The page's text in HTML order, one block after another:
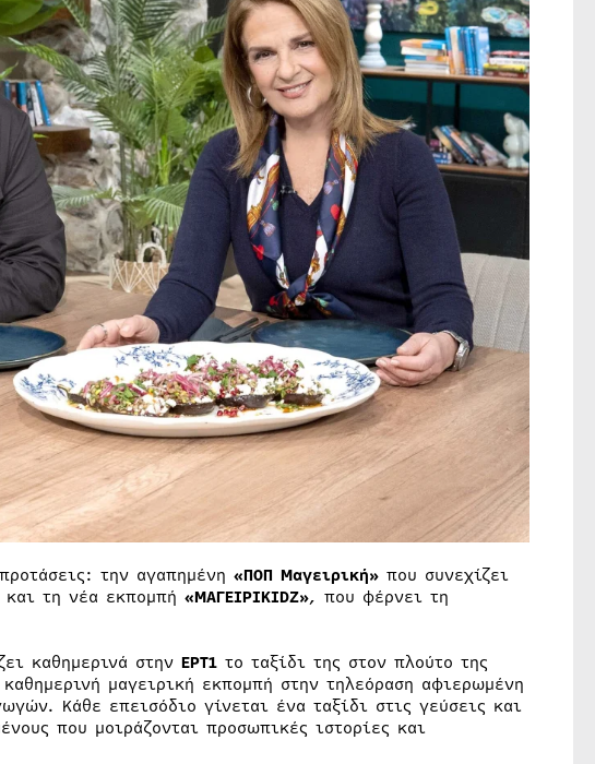
την αγαπημένη «ΠΟΠ Μαγειρική»που συνεχίζει
και τη νέα εκπομπή «ΜΑΓΕΙΡΙKIDZ», που φέρνει τη
καθημερινά στην ΕΡΤ1το ταξίδι της στον πλούτο της
μαγειρική εκπομπή στην τηλεόραση αφιερωμένη
Κάθε επεισόδιο γίνεται ένα ταξίδι στις γεύσεις και
που μοιράζονται προσωπικές ιστορίες και